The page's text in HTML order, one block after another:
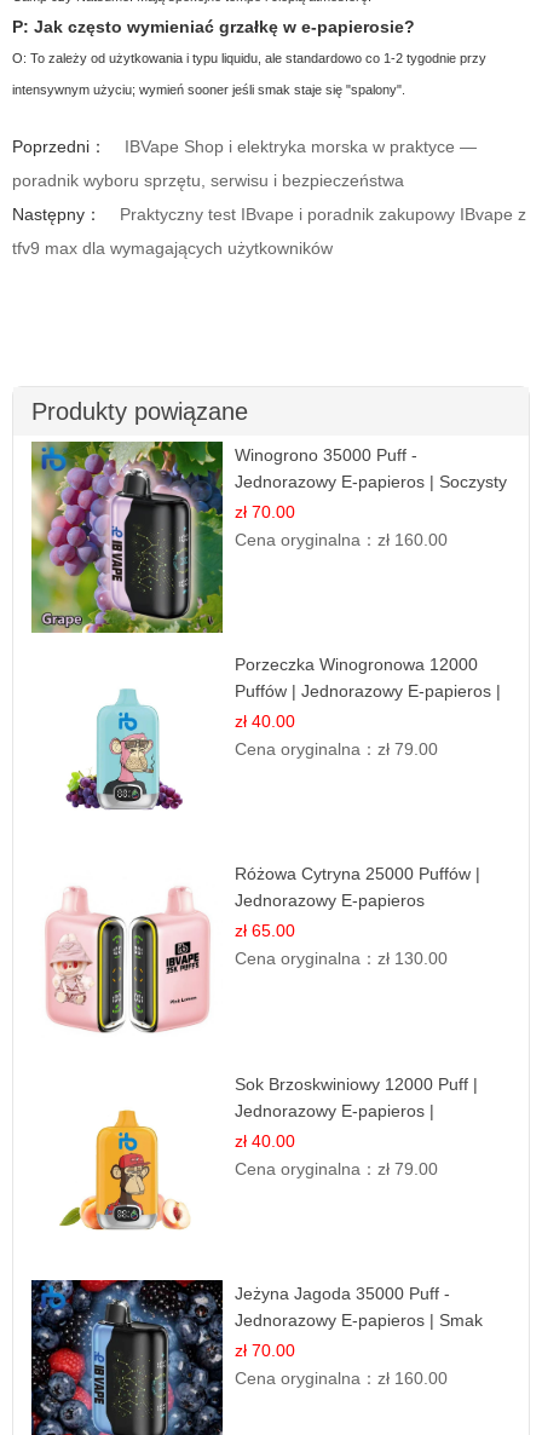
P: Jak często wymieniać grzałkę w e-papierosie?
O: To zależy od użytkowania i typu liquidu, ale standardowo co 1-2 tygodnie przy
intensywnym użyciu; wymień sooner jeśli smak staje się "spalony".
Poprzedni：
IBVape Shop i elektryka morska w praktyce —
poradnik wyboru sprzętu, serwisu i bezpieczeństwa
Następny：
Praktyczny test IBvape i poradnik zakupowy IBvape z
tfv9 max dla wymagających użytkowników
Produkty powiązane
Winogrono 35000 Puff -
Jednorazowy E-papieros | Soczysty
Smak Winogron
zł 70.00
Cena oryginalna：zł 160.00
Porzeczka Winogronowa 12000
Puffów | Jednorazowy E-papieros |
Owocowy Miks
zł 40.00
Cena oryginalna：zł 79.00
Różowa Cytryna 25000 Puffów |
Jednorazowy E-papieros
zł 65.00
Cena oryginalna：zł 130.00
Sok Brzoskwiniowy 12000 Puff |
Jednorazowy E-papieros |
Owocowy Smak
zł 40.00
Cena oryginalna：zł 79.00
Jeżyna Jagoda 35000 Puff -
Jednorazowy E-papieros | Smak
Leśnych Owoców
zł 70.00
Cena oryginalna：zł 160.00